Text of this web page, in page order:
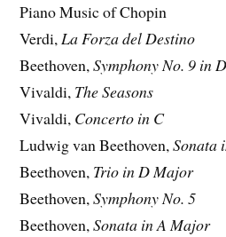
Piano Music of Chopin
Verdi,La Forza del Destino
Beethoven,Symphony No. 9 in
Vivaldi, The Seasons
Vivaldi, Concerto in C
Ludwig van Beethoven,Sonata
Beethoven, Trio in D Major
Beethoven,Symphony No. 5
Beethoven,Sonata in A Major